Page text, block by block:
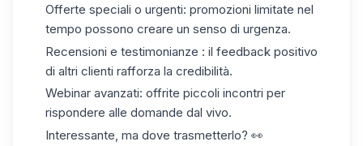
Offerte speciali o urgenti: promozioni limitate nel
tempo possono creare un senso di urgenza.
Recensioni e testimonianze : il feedback positivo
di altri clienti rafforza la credibilità.
Webinar avanzati: offrite piccoli incontri per
rispondere alle domande dal vivo.
Interessante, ma dove trasmetterlo? 👀